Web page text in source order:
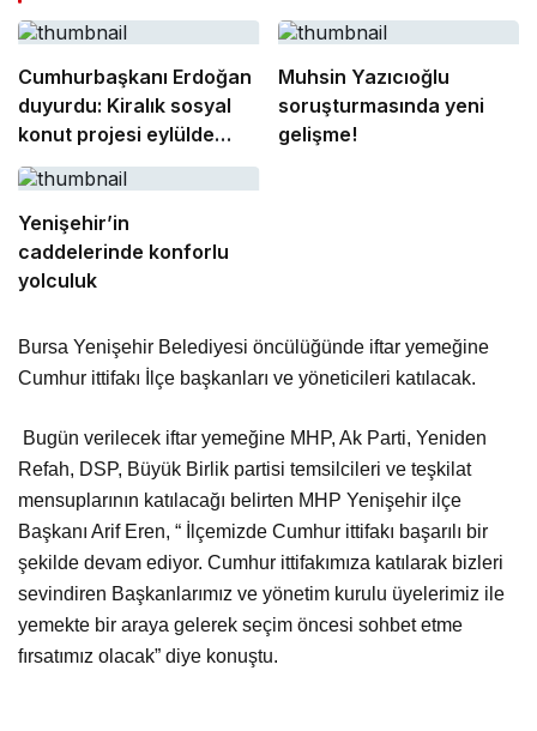
Cumhurbaşkanı Erdoğan
duyurdu: Kiralık sosyal
konut projesi eylülde
başlıyor
Muhsin Yazıcıoğlu
soruşturmasında yeni
gelişme!
Yenişehir’in
caddelerinde konforlu
yolculuk
Bursa Yenişehir Belediyesi öncülüğünde iftar yemeğine
Cumhur ittifakı İlçe başkanları ve yöneticileri katılacak.
Bugün verilecek iftar yemeğine MHP, Ak Parti, Yeniden
Refah, DSP, Büyük Birlik partisi temsilcileri ve teşkilat
mensuplarının katılacağı belirten MHP Yenişehir ilçe
Başkanı Arif Eren, “ İlçemizde Cumhur ittifakı başarılı bir
şekilde devam ediyor. Cumhur ittifakımıza katılarak bizleri
sevindiren Başkanlarımız ve yönetim kurulu üyelerimiz ile
yemekte bir araya gelerek seçim öncesi sohbet etme
fırsatımız olacak” diye konuştu.